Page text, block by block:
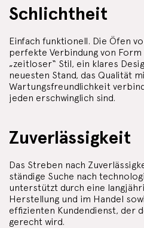
Schlichtheit
Einfach funktionell. Die Öfen
perfekte Verbindung von Form
„zeitloser“ Stil, ein klares
neuesten Stand, das Qualität
Wartungsfreundlichkeit
jeden erschwinglich sind.
Zuverlässigkeit
Das Streben nach
ständige Suche nach
unterstützt durch eine
Herstellung und im Handel
effizienten Kundendienst, der
gerecht wird.